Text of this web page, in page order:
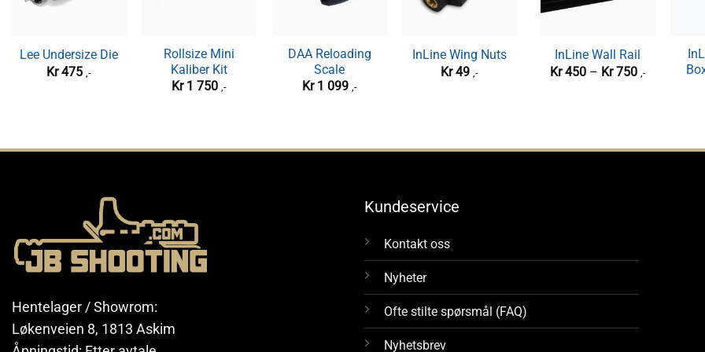
Lee Undersize Die
Kr475 ,-
Rollsize Mini
Kaliber Kit
Kr 1 750 ,-
DAA Reloading
Scale
Kr 1 099 ,-
InLine Wing Nuts
Kr49 ,-
Quick Change –
Flush 0″
InLine Wall Rail
Kr450 – Kr750Prisområde:
Kr 450
,-
Hentelager / Showrom:
Løkenveien 8, 1813 Askim
Kundeservice
Kontakt oss
Nyheter
Ofte stilte spørsmål (FAQ)
Nyhetsbrev